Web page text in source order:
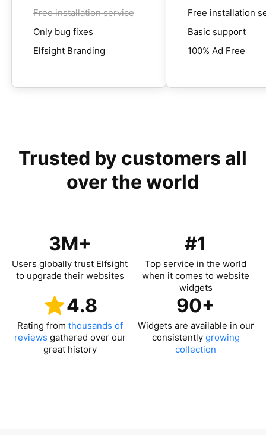
Free installation service
Only bug fixes
Elfsight Branding
Free installation
Basic support
100% Ad Free
Trusted by customers all
over the world
3M+
Users globally trust Elfsight
to upgrade their websites
#1
Top service in the world
when it comes to website
widgets
4.8
Rating from thousands of
reviews gathered over our
great history
90+
Widgets are available in our
consistently growing
collection